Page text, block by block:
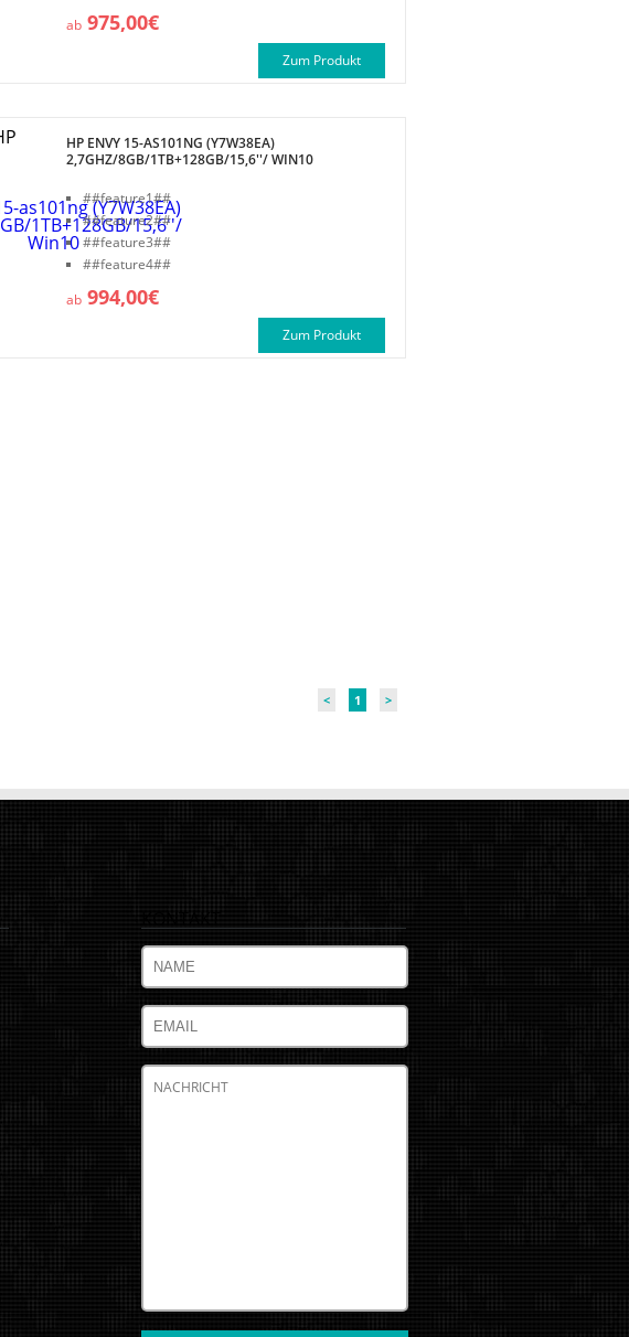
ab 975,00€
Zum Produkt
HP ENVY 15-AS101NG (Y7W38EA)
2,7GHZ/8GB/1TB+128GB/15,6''/ WIN10
##feature1##
##feature2##
##feature3##
##feature4##
ab 994,00€
Zum Produkt
< 1 >
KONTAKT